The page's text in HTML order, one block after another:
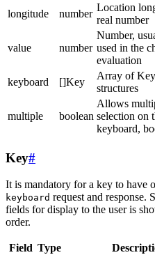
longitude
number
Location
real number
value number
Number,
used in the
evaluation
keyboard []Key
Array of Key
structures
multiple boolean
Allows
selection on
keyboard,
Key#
It is mandatory for a key to have
keyboard request and response.
fields for display to the user is
order.
Field Type